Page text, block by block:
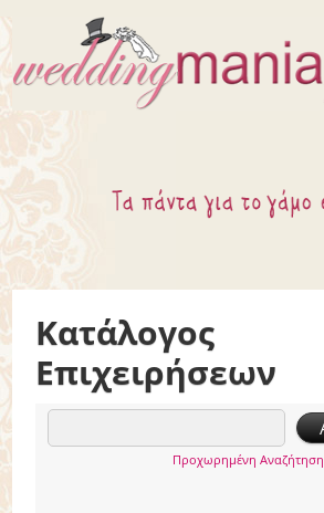
Κατάλογος
Επιχειρήσεων
Προχωρημένη Αναζήτηση